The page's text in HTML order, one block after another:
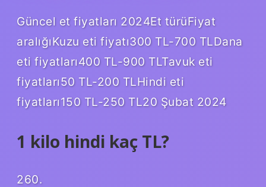
Güncel et fiyatları 2024Et türüFiyat
aralığıKuzu eti fiyatı300 TL-700 TLDana
eti fiyatları400 TL-900 TLTavuk eti
fiyatları50 TL-200 TLHindi eti
fiyatları150 TL-250 TL20 Şubat 2024
1 kilo hindi kaç TL?
260.